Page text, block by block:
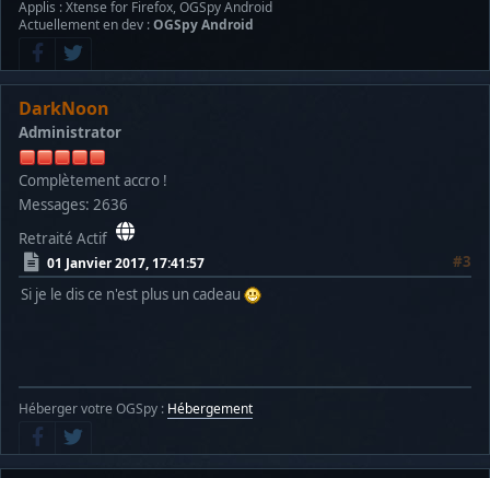
Applis : Xtense for Firefox, OGSpy Android
Actuellement en dev :OGSpy Android
DarkNoon
Administrator
Complètement accro !
Messages: 2636
Retraité Actif
01 Janvier 2017, 17:41:57
#3
Si je le dis ce n'est plus un cadeau
Héberger votre OGSpy : Hébergement